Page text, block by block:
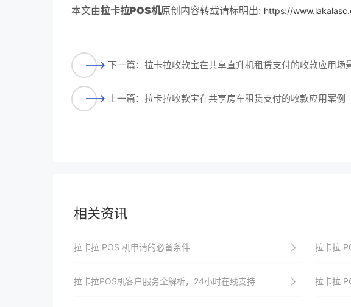
本文由拉卡拉POS机原创内容转载请标明出: https://
下一篇：拉卡拉收款宝在共享直升机租赁支付的收款应用场
上一篇：拉卡拉收款宝在共享房车租赁支付的收款应用案例
相关资讯
拉卡拉 POS 机申请的必备条件 拉卡拉
拉卡拉POS机客户服务全解析，24小时在线支持 拉卡拉